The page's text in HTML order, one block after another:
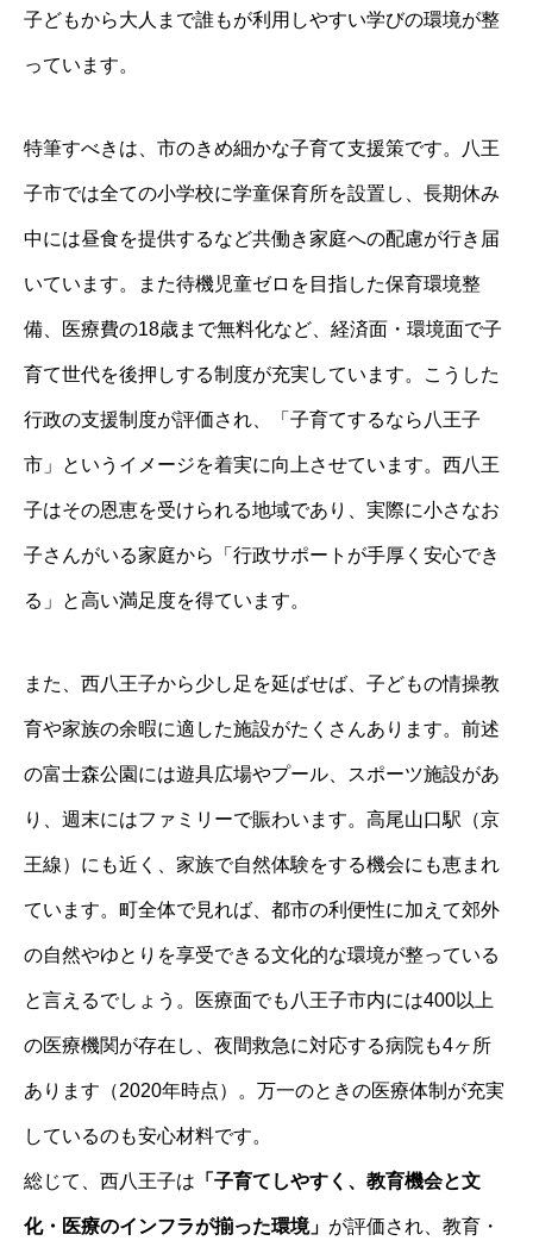
子どもから大人まで誰もが利用しやすい学びの環境が整
っています。
特筆すべきは、市のきめ細かな子育て支援策です。八王
子市では全ての小学校に学童保育所を設置し、長期休み
中には昼食を提供するなど共働き家庭への配慮が行き届
いています。また待機児童ゼロを目指した保育環境整
備、医療費の18歳まで無料化など、経済面・環境面で子
育て世代を後押しする制度が充実しています。こうした
行政の支援制度が評価され、「子育てするなら八王子
市」というイメージを着実に向上させています。西八王
子はその恩恵を受けられる地域であり、実際に小さなお
子さんがいる家庭から「行政サポートが手厚く安心でき
る」と高い満足度を得ています。
また、西八王子から少し足を延ばせば、子どもの情操教
育や家族の余暇に適した施設がたくさんあります。前述
の富士森公園には遊具広場やプール、スポーツ施設があ
り、週末にはファミリーで賑わいます。高尾山口駅（京
王線）にも近く、家族で自然体験をする機会にも恵まれ
ています。町全体で見れば、都市の利便性に加えて郊外
の自然やゆとりを享受できる文化的な環境が整っている
と言えるでしょう。医療面でも八王子市内には400以上
の医療機関が存在し、夜間救急に対応する病院も4ヶ所
あります（2020年時点）。万一のときの医療体制が充実
しているのも安心材料です。
総じて、西八王子は 「子育てしやすく、教育機会と文
化・医療のインフラが揃った環境」 が評価され、教育・